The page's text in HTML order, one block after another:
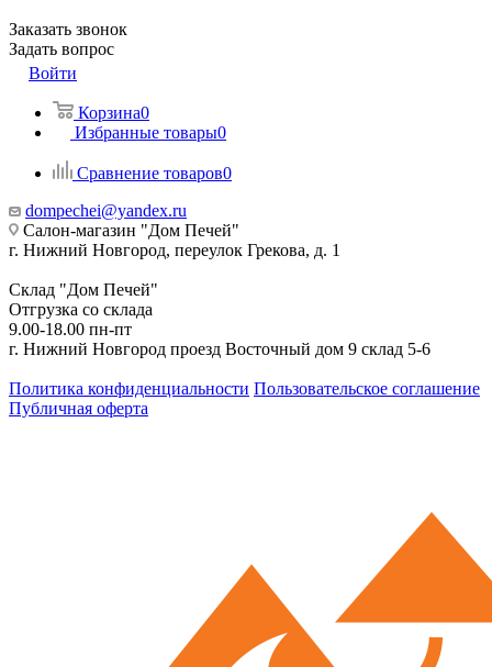
Заказать звонок
Задать вопрос
Войти
Корзина0
Избранные товары0
Сравнение товаров0
dompechei@yandex.ru
Салон-магазин "Дом Печей"
г. Нижний Новгород, переулок Грекова, д. 1
Склад "Дом Печей"
Отгрузка со склада
9.00-18.00 пн-пт
г. Нижний Новгород проезд Восточный дом 9 склад 5-6
Политика конфиденциальности Пользовательское соглашение
Публичная оферта